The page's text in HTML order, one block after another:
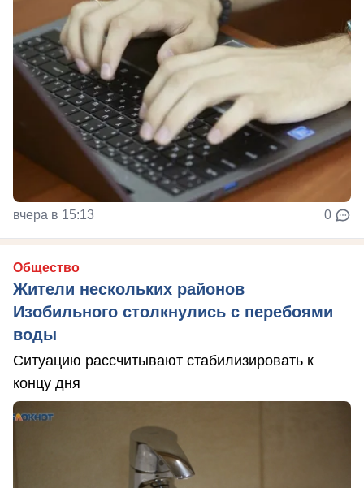
вчера в 15:13 0
Общество
Жители нескольких районов
Изобильного столкнулись с перебоями
воды
Ситуацию рассчитывают стабилизировать к
концу дня